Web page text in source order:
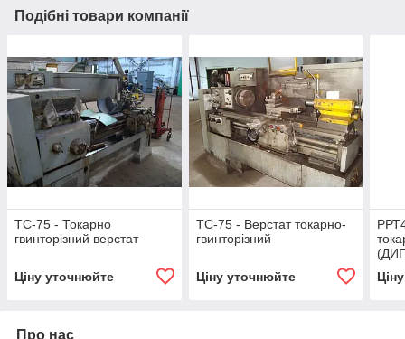
Подібні товари компанії
ТС-75 - Токарно
гвинторізний верстат
Ціну уточнюйте
ТС-75 - Верстат токарно-
гвинторізний
Ціну уточнюйте
Про нас